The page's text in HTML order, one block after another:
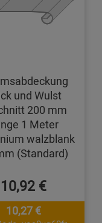
und Wulst
200 mm
1 Meter
walzblank
(Standard)
10,92 €
10,27 €